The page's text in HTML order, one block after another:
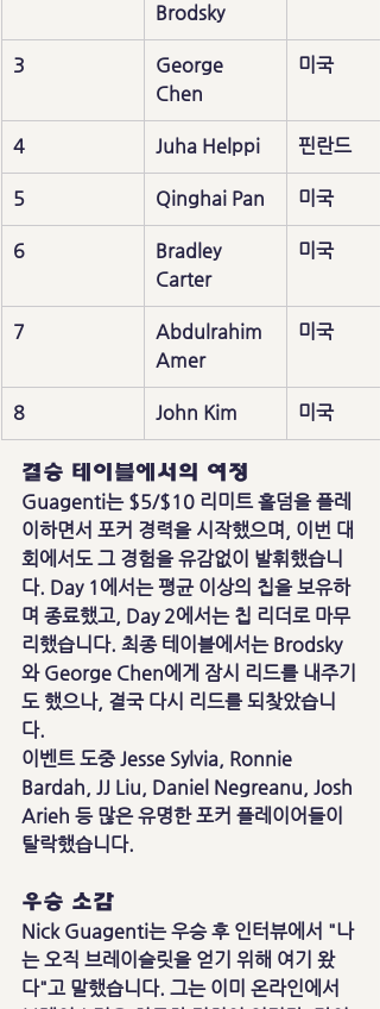
Brodsky
3
George
Chen
미국
4 Juha Helppi 핀란드
5 Qinghai Pan 미국
6
Bradley
Carter
미국
7
Abdulrahim
Amer
미국
8 John Kim 미국
결승 테이블에서의 여정
Guagenti는 $5/$10 리미트 홀덤을 플레
이하면서 포커 경력을 시작했으며, 이번 대
회에서도 그 경험을 유감없이 발휘했습니
다. Day 1에서는 평균 이상의 칩을 보유하
며 종료했고, Day 2에서는 칩 리더로 마무
리했습니다. 최종 테이블에서는 Brodsky
와 George Chen에게 잠시 리드를 내주기
도 했으나, 결국 다시 리드를 되찾았습니
다.
이벤트 도중 Jesse Sylvia, Ronnie
Bardah, JJ Liu, Daniel Negreanu, Josh
Arieh 등 많은 유명한 포커 플레이어들이
탈락했습니다.
우승 소감
Nick Guagenti는 우승 후 인터뷰에서 "나
는 오직 브레이슬릿을 얻기 위해 여기 왔
다"고 말했습니다. 그는 이미 온라인에서